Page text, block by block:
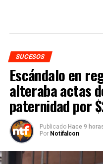
SUCESOS
Escándalo en
alteraba actas
paternidad por
Publicado Hace 9
Por Notifalcon